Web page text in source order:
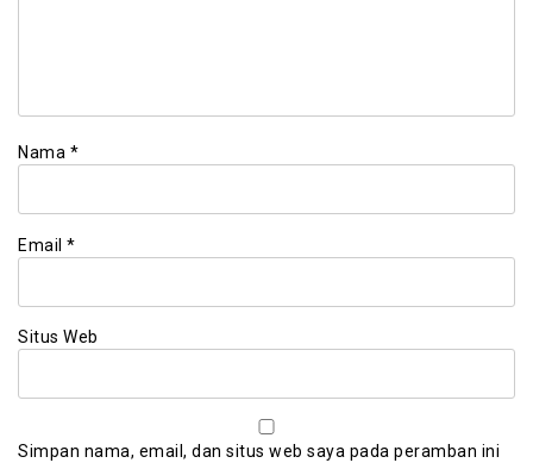
Nama *
Email *
Situs Web
Simpan nama, email, dan situs web saya pada peramban ini